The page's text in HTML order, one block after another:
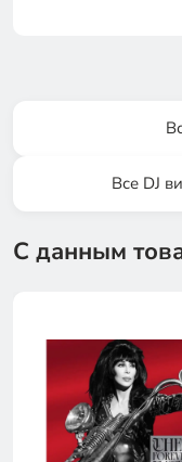
Все DJ
С данным